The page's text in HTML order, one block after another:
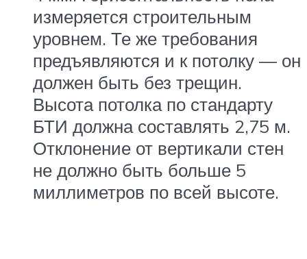
измеряется строительным
уровнем. Те же требования
предъявляются и к потолку — он
должен быть без трещин.
Высота потолка по стандарту
БТИ должна составлять 2,75 м.
Отклонение от вертикали стен
не должно быть больше 5
миллиметров по всей высоте.